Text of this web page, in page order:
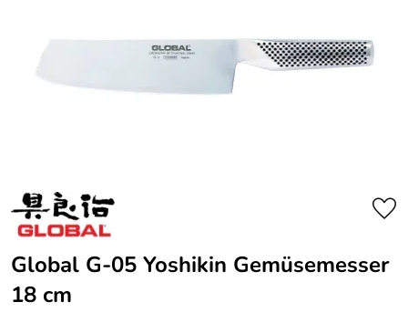
Global G-05 Yoshikin Gemüsemesser
18 cm